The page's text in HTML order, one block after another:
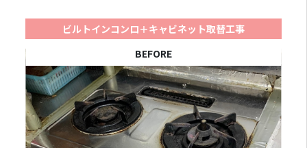
ビルトインコンロ＋キャビネット取替工事